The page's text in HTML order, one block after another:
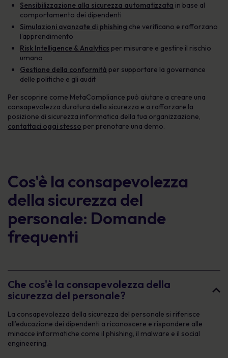
Sensibilizzazione alla sicurezza automatizzata in base al
comportamento dei dipendenti
Simulazioni avanzate di phishing che verificano e rafforzano
l’apprendimento
Risk Intelligence & Analytics per misurare e gestire il rischio
umano
Gestione della conformità per supportare la governance
delle politiche e gli audit
Per scoprire come MetaCompliance può aiutare a creare una
consapevolezza duratura della sicurezza e a rafforzare la
posizione di sicurezza informatica della tua organizzazione,
contattaci oggi stesso per prenotare una demo.
Cos'è la consapevolezza
della sicurezza del
personale: Domande
frequenti
Che cos'è la consapevolezza della
sicurezza del personale?
La consapevolezza della sicurezza del personale si riferisce
all’educazione dei dipendenti a riconoscere e rispondere alle
minacce informatiche come il phishing, il malware e il social
engineering.